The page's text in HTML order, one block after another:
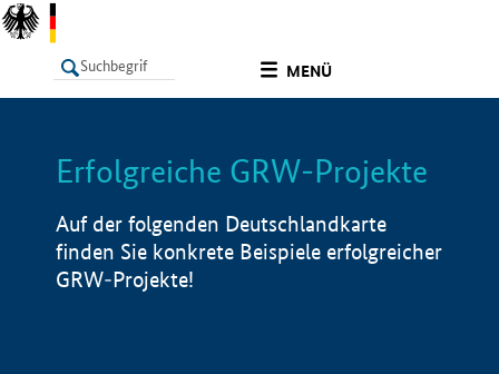
MENÜ
LISTE Info
Erfolgreiche GRW-Projekte
Auf der folgenden Deutschlandkarte
finden Sie konkrete Beispiele erfolgreicher
GRW-Projekte!